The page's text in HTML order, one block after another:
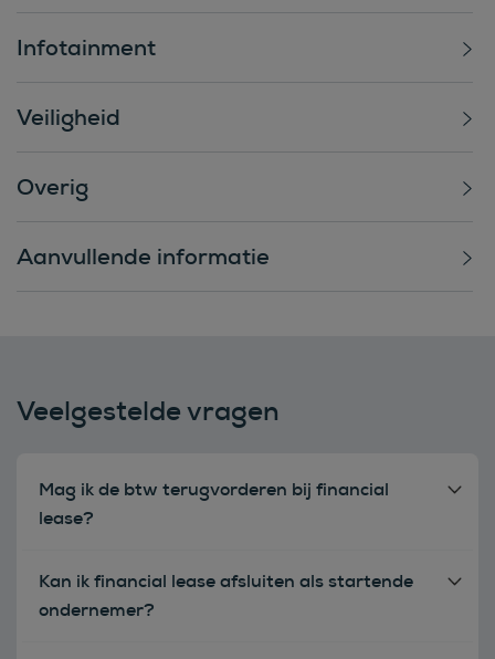
Infotainment
Veiligheid
Overig
Aanvullende informatie
Veelgestelde vragen
Mag ik de btw terugvorderen bij financial
lease?
Kan ik financial lease afsluiten als startende
ondernemer?